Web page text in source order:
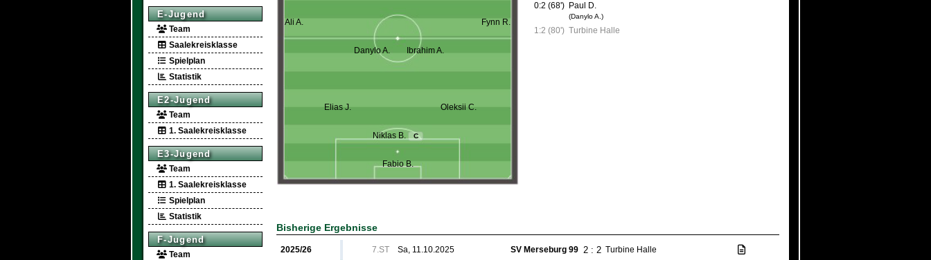
E-Jugend
Team
Saalekreisklasse
Spielplan
Statistik
E2-Jugend
Team
1. Saalekreisklasse
E3-Jugend
Team
1. Saalekreisklasse
Spielplan
Statistik
F-Jugend
Team
Ali A. Fynn R.
Danylo A. Ibrahim A.
Elias J. Oleksii C.
Niklas B. C
Fabio B.
0:2 (68') Paul D.
(Danylo A.)
1:2 (80') Turbine Halle
Bisherige Ergebnisse
2025/26 7.ST Sa, 11.10.2025 SV Merseburg 99 2 : 2 Turbine Halle